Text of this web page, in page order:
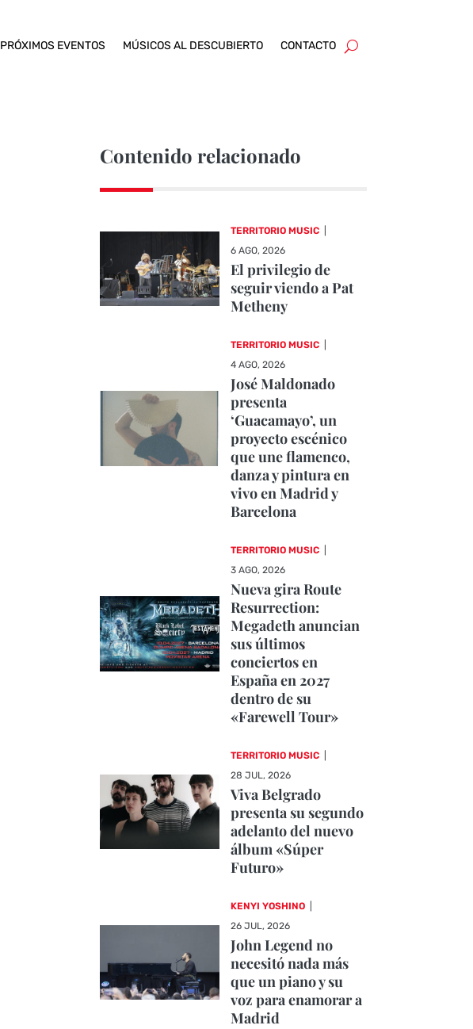
PRÓXIMOS EVENTOS MÚSICOS AL DESCUBIERTO CONTACTO
Contenido relacionado
TERRITORIO MUSIC
6 AGO, 2026
El privilegio de
seguir viendo a Pat
Metheny
TERRITORIO MUSIC
4 AGO, 2026
José Maldonado
presenta
‘Guacamayo’, un
proyecto escénico
que une flamenco,
danza y pintura en
vivo en Madrid y
Barcelona
TERRITORIO MUSIC
3 AGO, 2026
Nueva gira Route
Resurrection:
Megadeth anuncian
sus últimos
conciertos en
España en 2027
dentro de su
«Farewell Tour»
TERRITORIO MUSIC
28 JUL, 2026
Viva Belgrado
presenta su segundo
adelanto del nuevo
álbum «Súper
Futuro»
KENYI YOSHINO
26 JUL, 2026
John Legend no
necesitó nada más
que un piano y su
voz para enamorar a
Madrid